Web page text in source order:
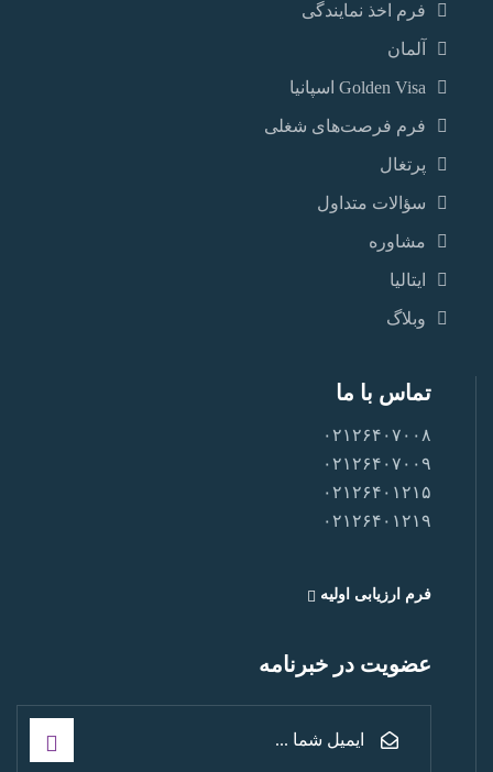
فرم اخذ نمایندگی
آلمان
Golden Visa اسپانيا
فرم فرصت‌های شغلی
پرتغال
سؤالات متداول
مشاوره
ایتالیا
وبلاگ
تماس با ما
۰۲۱۲۶۴۰۷۰۰۸
۰۲۱۲۶۴۰۷۰۰۹
۰۲۱۲۶۴۰۱۲۱۵
۰۲۱۲۶۴۰۱۲۱۹
فرم ارزیابی اولیه
عضویت در خبرنامه